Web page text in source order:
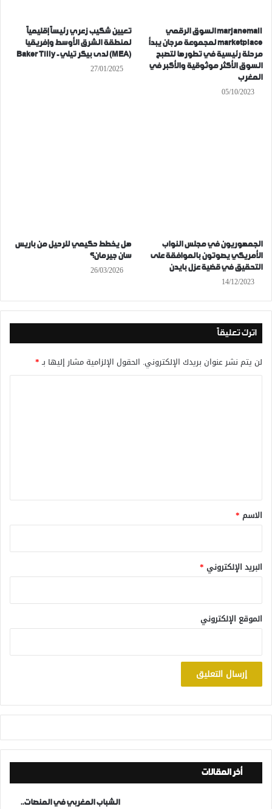
marjanemall السوق الرقمي
marketplace لمجموعة مرجان يبدأ
مرحلة رئيسية في تطورها لتصبح
السوق الأكثر موثوقية والأكبر في
المغرب
05/10/2023
تعيين شكيب زعري رئيساً إقليمياً
لمنطقة الشرق الأوسط وإفريقيا
(MEA) لدى بيكر تيلي- Baker Tilly
27/01/2025
الجمهوريون في مجلس النواب
الأمريكي يصوتون بالموافقة على
التحقيق في قضية عزل بايدن
14/12/2023
هل يخطط حكيمي للرحيل من باريس
سان جيرمان؟
26/03/2026
اترك تعليقاً
لن يتم نشر عنوان بريدك الإلكتروني. الحقول الإلزامية مشار إليها بـ*
*
الاسم *
البريد الإلكتروني *
الموقع الإلكتروني
أخر المقالات
الشباب المغربي في المنصات..